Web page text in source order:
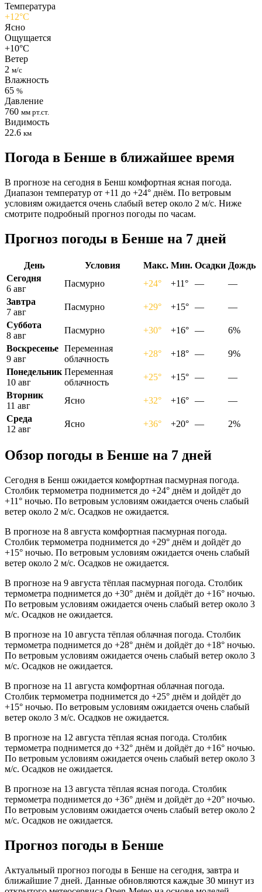
Температура
+12°C
Ясно
Ощущается
+10°C
Ветер
2 м/с
Влажность
65 %
Давление
760 мм рт.ст.
Видимость
22.6 км
Погода в Бенше в ближайшее время
В прогнозе на сегодня в Бенш комфортная ясная погода.
Диапазон температур от +11 до +24° днём. По ветровым
условиям ожидается очень слабый ветер около 2 м/с. Ниже
смотрите подробный прогноз погоды по часам.
Прогноз погоды в Бенше на 7 дней
День Условия Макс. Мин. Осадки Дождь
Сегодня
6 авг
Пасмурно +24° +11° —
—
Завтра
7 авг
Пасмурно +29° +15° —
—
Суббота
8 авг
Пасмурно +30° +16° —
6%
Воскресенье
9 авг
Переменная
облачность
+28° +18° —
9%
Понедельник
10 авг
Переменная
облачность
+25° +15° —
—
Вторник
11 авг
Ясно +32° +16° —
—
Среда
12 авг
Ясно +36° +20° — 2%
Обзор погоды в Бенше на 7 дней
Сегодня в Бенш ожидается комфортная пасмурная погода.
Столбик термометра поднимется до +24° днём и дойдёт до
+11° ночью. По ветровым условиям ожидается очень слабый
ветер около 2 м/с. Осадков не ожидается.
В прогнозе на 8 августа комфортная пасмурная погода.
Столбик термометра поднимется до +29° днём и дойдёт до
+15° ночью. По ветровым условиям ожидается очень слабый
ветер около 2 м/с. Осадков не ожидается.
В прогнозе на 9 августа тёплая пасмурная погода. Столбик
термометра поднимется до +30° днём и дойдёт до +16° ночью.
По ветровым условиям ожидается очень слабый ветер около 3
м/с. Осадков не ожидается.
В прогнозе на 10 августа тёплая облачная погода. Столбик
термометра поднимется до +28° днём и дойдёт до +18° ночью.
По ветровым условиям ожидается очень слабый ветер около 3
м/с. Осадков не ожидается.
В прогнозе на 11 августа комфортная облачная погода.
Столбик термометра поднимется до +25° днём и дойдёт до
+15° ночью. По ветровым условиям ожидается очень слабый
ветер около 3 м/с. Осадков не ожидается.
В прогнозе на 12 августа тёплая ясная погода. Столбик
термометра поднимется до +32° днём и дойдёт до +16° ночью.
По ветровым условиям ожидается очень слабый ветер около 3
м/с. Осадков не ожидается.
В прогнозе на 13 августа тёплая ясная погода. Столбик
термометра поднимется до +36° днём и дойдёт до +20° ночью.
По ветровым условиям ожидается очень слабый ветер около 2
м/с. Осадков не ожидается.
Прогноз погоды в Бенше
Актуальный прогноз погоды в Бенше на сегодня, завтра и
ближайшие 7 дней. Данные обновляются каждые 30 минут из